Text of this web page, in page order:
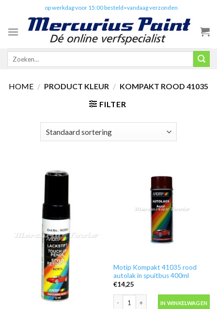
content
op werkdag voor 15:00 besteld=vandaag verzonden
Zoeken
HOME / PRODUCT KLEUR / KOMPAKT ROOD 41035
FILTER
Motip Kompakt 41035 rood
autolak in spuitbus 400ml
€14,25
IN WINKELWAGEN